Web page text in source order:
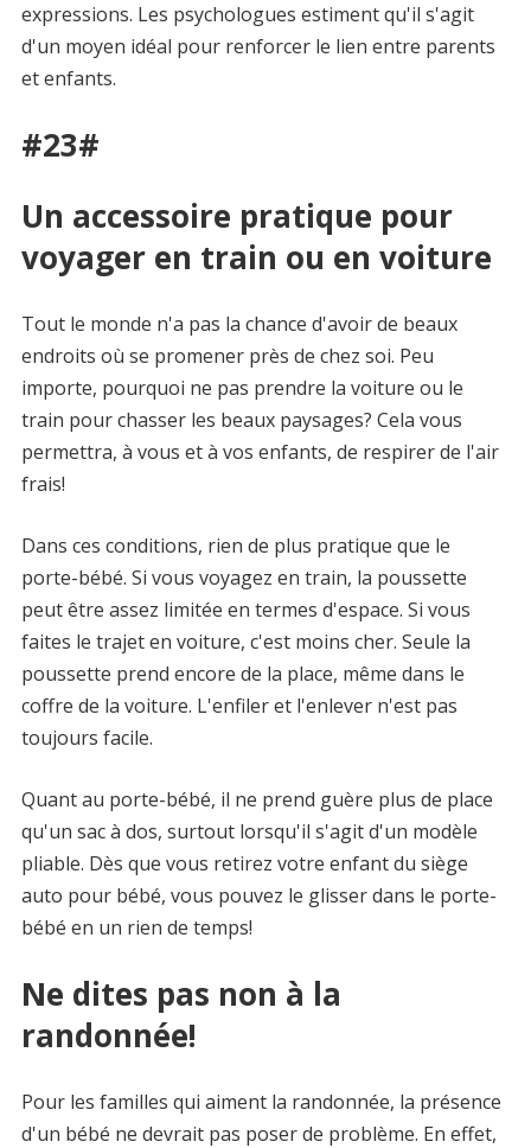
expressions. Les psychologues estiment qu'il s'agit
d'un moyen idéal pour renforcer le lien entre parents
et enfants.
#23#
Un accessoire pratique pour
voyager en train ou en voiture
Tout le monde n'a pas la chance d'avoir de beaux
endroits où se promener près de chez soi. Peu
importe, pourquoi ne pas prendre la voiture ou le
train pour chasser les beaux paysages? Cela vous
permettra, à vous et à vos enfants, de respirer de l'air
frais!
Dans ces conditions, rien de plus pratique que le
porte-bébé. Si vous voyagez en train, la poussette
peut être assez limitée en termes d'espace. Si vous
faites le trajet en voiture, c'est moins cher. Seule la
poussette prend encore de la place, même dans le
coffre de la voiture. L'enfiler et l'enlever n'est pas
toujours facile.
Quant au porte-bébé, il ne prend guère plus de place
qu'un sac à dos, surtout lorsqu'il s'agit d'un modèle
pliable. Dès que vous retirez votre enfant du siège
auto pour bébé, vous pouvez le glisser dans le porte-
bébé en un rien de temps!
Ne dites pas non à la
randonnée!
Pour les familles qui aiment la randonnée, la présence
d'un bébé ne devrait pas poser de problème. En effet,